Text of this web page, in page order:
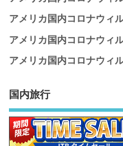
アメリカ国内コロナウィ
アメリカ国内コロナウィ
アメリカ国内コロナウィ
国内旅行